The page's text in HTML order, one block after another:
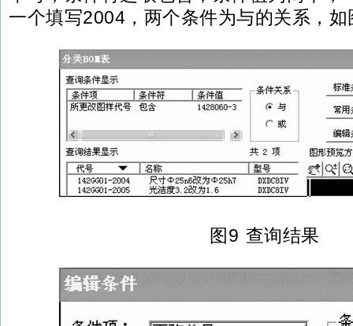
一个填写2004，两个条件为与的关系，
图9 查询结果